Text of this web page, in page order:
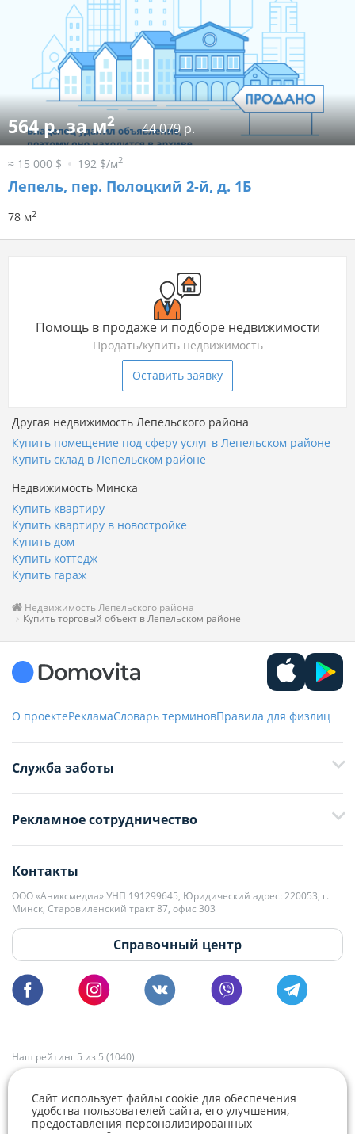
564 р. за м2 44 079 р.
≈ 15 000 $ 192 $/м2
Лепель, пер. Полоцкий 2-й, д. 1Б
78 м2
Помощь в продаже и подборе недвижимости
Продать/купить недвижимость
Оставить заявку
Другая недвижимость Лепельского района
Купить помещение под сферу услуг в Лепельском районе
Купить склад в Лепельском районе
Недвижимость Минска
Купить квартиру
Купить квартиру в новостройке
Купить дом
Купить коттедж
Купить гараж
Недвижимость Лепельского района
Купить торговый объект в Лепельском районе
О проектеРекламаСловарь терминовПравила для физлиц
Служба заботы
+375 29 376-13-70
+375 33 376-13-70
editor@domovita.by
Мы принимаем звонки и отвечаем на письма в будние дни с 9:00 до
18:00.
Рекламное сотрудничество
+375 29 563-15-61 Кристина Филюта
kb@domovita.by
+375 29 179-11-28 Владислав Гладченко
vg@domovita.by
Пишите и звоните нам в будние дни с 8:00 до 20:00.
Контакты
ООО «Аниксмедиа» УНП 191299645, Юридический адрес: 220053, г.
Минск, Старовиленский тракт 87, офис 303
Справочный центр
Наш рейтинг 5 из 5 (1040)
Сайт использует файлы cookie для обеспечения
удобства пользователей сайта, его улучшения,
предоставления персонализированных